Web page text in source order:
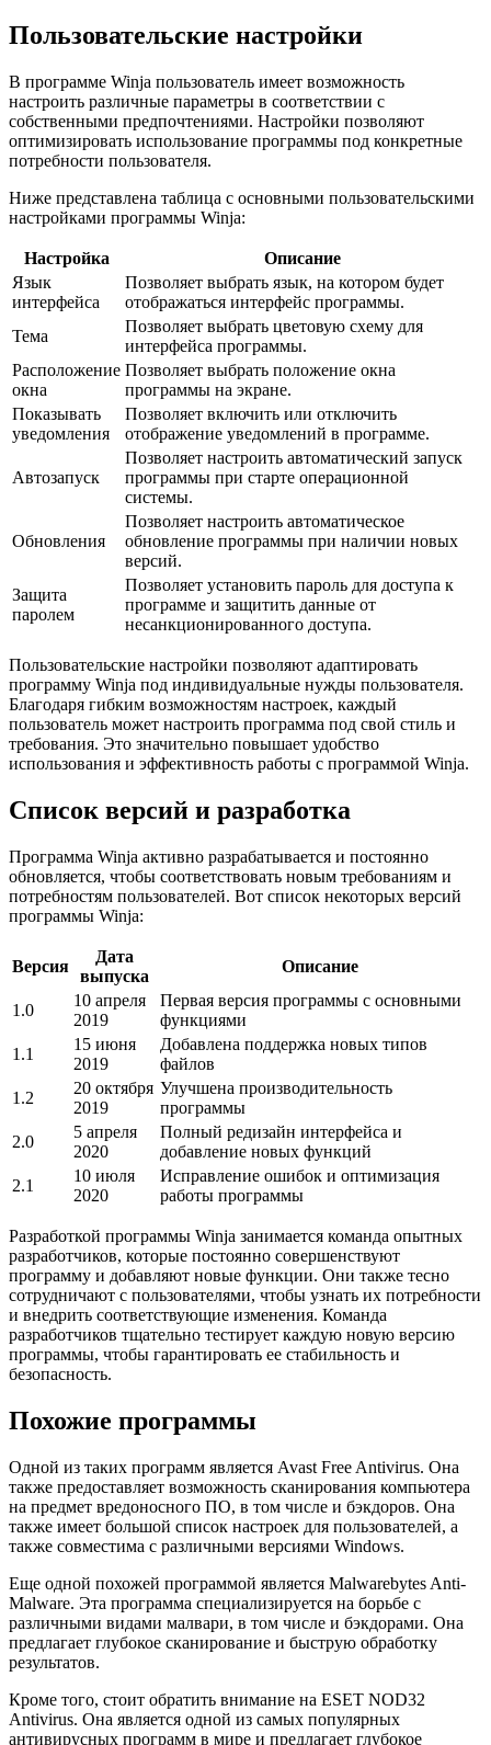
Пользовательские настройки
В программе Winja пользователь имеет возможность
настроить различные параметры в соответствии с
собственными предпочтениями. Настройки позволяют
оптимизировать использование программы под конкретные
потребности пользователя.
Ниже представлена таблица с основными пользовательскими
настройками программы Winja:
Настройка
Описание
Язык
интерфейса
Позволяет выбрать язык, на котором будет
отображаться интерфейс программы.
Тема
Позволяет выбрать цветовую схему для
интерфейса программы.
Расположение
окна
Позволяет выбрать положение окна
программы на экране.
Показывать
уведомления
Позволяет включить или отключить
отображение уведомлений в программе.
Автозапуск
Позволяет настроить автоматический запуск
программы при старте операционной
системы.
Обновления
Позволяет настроить автоматическое
обновление программы при наличии новых
версий.
Защита
паролем
Позволяет установить пароль для доступа к
программе и защитить данные от
несанкционированного доступа.
Пользовательские настройки позволяют адаптировать
программу Winja под индивидуальные нужды пользователя.
Благодаря гибким возможностям настроек, каждый
пользователь может настроить программа под свой стиль и
требования. Это значительно повышает удобство
использования и эффективность работы с программой Winja.
Список версий и разработка
Программа Winja активно разрабатывается и постоянно
обновляется, чтобы соответствовать новым требованиям и
потребностям пользователей. Вот список некоторых версий
программы Winja:
Версия
Дата
выпуска
Описание
1.0
10 апреля
2019
Первая версия программы с основными
функциями
1.1
15 июня
2019
Добавлена поддержка новых типов
файлов
1.2
20 октября
2019
Улучшена производительность
программы
2.0
5 апреля
2020
Полный редизайн интерфейса и
добавление новых функций
2.1
10 июля
2020
Исправление ошибок и оптимизация
работы программы
Разработкой программы Winja занимается команда опытных
разработчиков, которые постоянно совершенствуют
программу и добавляют новые функции. Они также тесно
сотрудничают с пользователями, чтобы узнать их потребности
и внедрить соответствующие изменения. Команда
разработчиков тщательно тестирует каждую новую версию
программы, чтобы гарантировать ее стабильность и
безопасность.
Похожие программы
Одной из таких программ является Avast Free Antivirus. Она
также предоставляет возможность сканирования компьютера
на предмет вредоносного ПО, в том числе и бэкдоров. Она
также имеет большой список настроек для пользователей, а
также совместима с различными версиями Windows.
Еще одной похожей программой является Malwarebytes Anti-
Malware. Эта программа специализируется на борьбе с
различными видами малвари, в том числе и бэкдорами. Она
предлагает глубокое сканирование и быструю обработку
результатов.
Кроме того, стоит обратить внимание на ESET NOD32
Antivirus. Она является одной из самых популярных
антивирусных программ в мире и предлагает глубокое